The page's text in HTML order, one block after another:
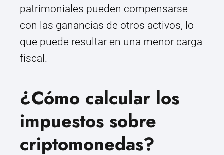
patrimoniales pueden compensarse
con las ganancias de otros activos, lo
que puede resultar en una menor carga
fiscal.
¿Cómo calcular los
impuestos sobre
criptomonedas?